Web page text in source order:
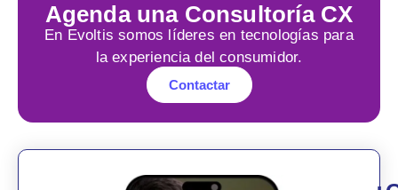
Agenda una Consultoría CX
En Evoltis somos líderes en tecnologías para
la experiencia del consumidor.
Contactar